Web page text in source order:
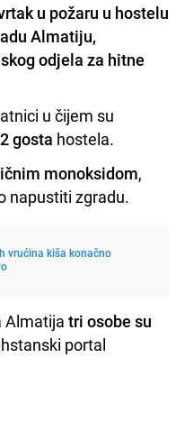
u požaru u hostelu
Almatiju,
odjela za hitne
u čijem su
gosta hostela.
monoksidom,
napustiti zgradu.
vrućina kiša konačno
Almatija tri osobe su
portal